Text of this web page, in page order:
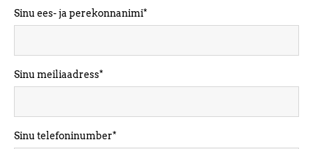
Sinu ees- ja perekonnanimi
Sinu meiliaadress
Sinu telefoninumber